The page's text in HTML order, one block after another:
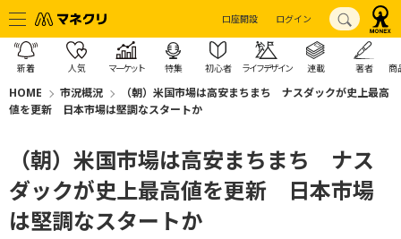
口座開設 ログイン
新着 人気 マーケット 特集 初心者 ライフデザイン 連載 著者 商
HOME 市況概況
（朝）米国市場は高安まちまち ナスダックが史上最高
値を更新 日本市場は堅調なスタートか
（朝）米国市場は高安まちまち ナス
ダックが史上最高値を更新 日本市場
は堅調なスタートか